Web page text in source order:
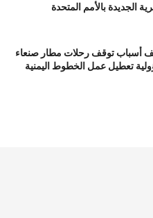
الجديدة بالأمم المتحدة
أسباب توقف رحلات مطار صنعاء
تعطيل عمل الخطوط اليمنية